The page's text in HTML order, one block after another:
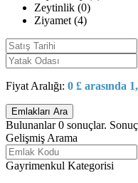
Zeytinlik (0)
Ziyamet (4)
Fiyat Aralığı: 0 £ arasında
Bulunanlar0 sonuçlar.
Gelişmiş Arama
Gayrimenkul Kategorisi